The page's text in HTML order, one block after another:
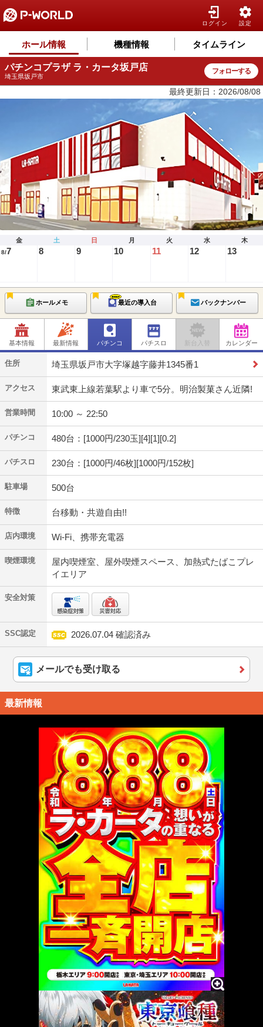
ログイン 設定
ホール情報 機種情報 タイムライン
パチンコプラザ ラ・カータ坂戸店
埼玉県坂戸市
フォローする
最終更新日：2026/08/08
金 土 日 月 火 水 木
8/7 8 9 10 11 12 13
ホールメモ 最近の導入台 バックナンバー
基本情報 最新情報 パチンコ パチスロ 新台入替 カレンダー
住所 埼玉県坂戸市大字塚越字藤井1345番1
アクセス 東武東上線若葉駅より車で5分。明治製菓さん近隣!
営業時間 10:00 ～ 22:50
パチンコ 480台：[1000円/230玉][4][1][0.2]
パチスロ 230台：[1000円/46枚][1000円/152枚]
駐車場 500台
特徴 台移動・共遊自由!!
店内環境 Wi-Fi、携帯充電器
喫煙環境
屋内喫煙室、屋外喫煙スペース、加熱式たばこプレ
イエリア
安全対策
SSC認定 2026.07.04 確認済み
メールでも受け取る
最新情報